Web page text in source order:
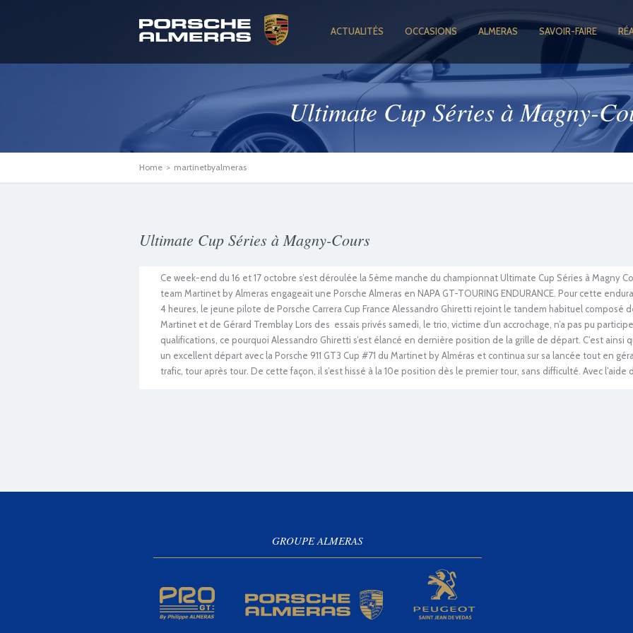
ACTUALITÉS OCCASIONS ALMERAS SAVOIR-FAIRE
Ultimate Cup Séries à Magny-
Home > martinetbyalmeras
Ultimate Cup Séries à Magny-Cours
Ce week-end du 16 et 17 octobre s’est déroulée la 5ème manche du championnat Ultimate Cup Séries à Magny
team Martinet by Almeras engageait une Porsche Almeras en NAPA GT-TOURING ENDURANCE. Pour cette
4 heures, le jeune pilote de Porsche Carrera Cup France Alessandro Ghiretti rejoint le tandem habituel composé
Martinet et de Gérard Tremblay Lors des essais privés samedi, le trio, victime d’un accrochage, n’a pas pu
qualifications, ce pourquoi Alessandro Ghiretti s’est élancé en dernière position de la grille de départ. C’est ainsi
un excellent départ avec la Porsche 911 GT3 Cup #71 du Martinet by Alméras et continua sur sa lancée tout en
trafic, tour après tour. De cette façon, il s’est hissé à la 10e position dès le premier tour, sans difficulté. Avec l’aide
GROUPE ALMERAS